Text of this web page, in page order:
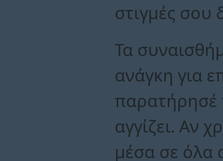
στιγμές σου
Τα
ανάγκη για
παρατήρησέ
αγγίζει. Αν
μέσα σε όλα